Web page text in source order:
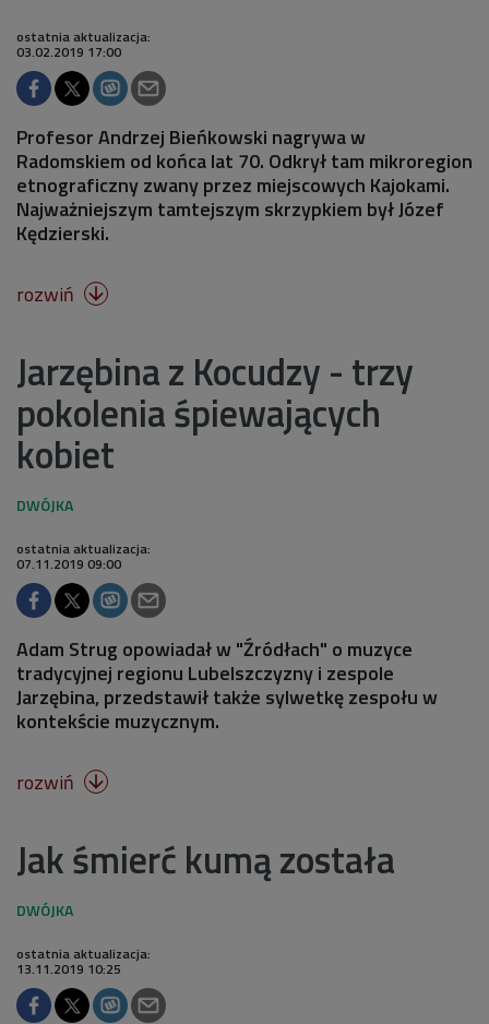
ostatnia aktualizacja:
03.02.2019 17:00
Profesor Andrzej Bieńkowski nagrywa w
Radomskiem od końca lat 70. Odkrył tam mikroregion
etnograficzny zwany przez miejscowych Kajokami.
Najważniejszym tamtejszym skrzypkiem był Józef
Kędzierski.
rozwiń 
Jarzębina z Kocudzy - trzy
pokolenia śpiewających
kobiet
ostatnia aktualizacja:
07.11.2019 09:00
Adam Strug opowiadał w "Źródłach" o muzyce
tradycyjnej regionu Lubelszczyzny i zespole
Jarzębina, przedstawił także sylwetkę zespołu w
kontekście muzycznym.
rozwiń 
Jak śmierć kumą została
ostatnia aktualizacja:
13.11.2019 10:25